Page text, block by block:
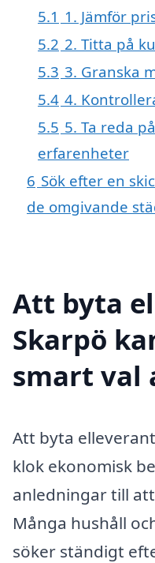
5.1 1. Jämför
5.2 2. Titta på
5.3 3. Granska
5.4 4.
5.5 5. Ta reda
erfarenheter
6 Sök efter en
de omgivande
Att byta
Skarpö
smart val
Att byta
klok ekonomisk
anledningar till
Många hushåll
söker ständigt